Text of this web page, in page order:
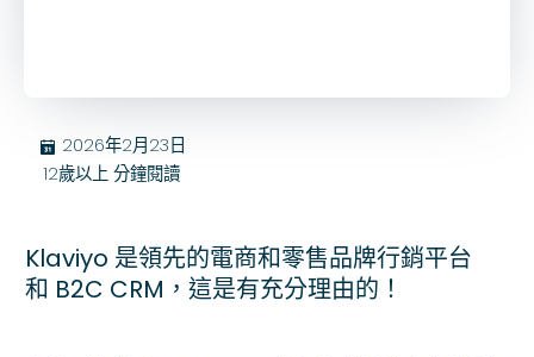
בּ 2026年2月23日
12歲以上 分鐘閱讀
Klaviyo 是領先的電商和零售品牌行銷平台
和 B2C CRM，這是有充分理由的！